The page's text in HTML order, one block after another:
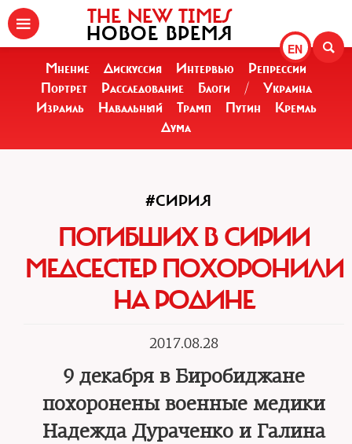
EN
THE NEW TIMES
НОВОЕ ВРЕМЯ
Мнение Дискуссия Интервью
Репрессии
Портрет
Расследование Блоги /
Украина
Израиль
Навальный Трамп Путин
Кремль
Дума
#СИРИЯ
ПОГИБШИХ В СИРИИ
МЕДСЕСТЕР ПОХОРОНИЛИ
НА РОДИНЕ
2017.08.28
9 декабря в Биробиджане
похоронены военные медики
Надежда Дураченко и Галина